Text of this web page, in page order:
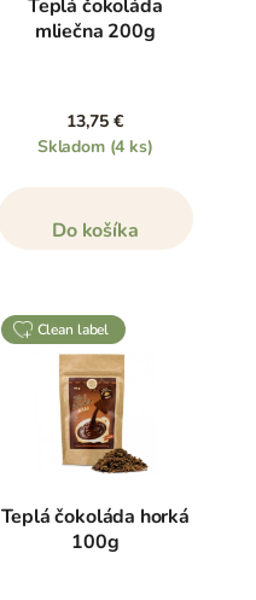
Teplá čokoláda
mliečna 200g
13,75 €
Skladom (4 ks)
Do košíka
clean label
Teplá čokoláda horká
100g